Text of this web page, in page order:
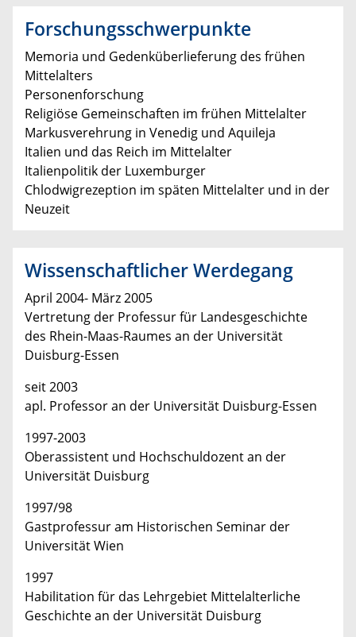
Forschungsschwerpunkte
Memoria und Gedenküberlieferung des frühen
Mittelalters
Personenforschung
Religiöse Gemeinschaften im frühen Mittelalter
Markusverehrung in Venedig und Aquileja
Italien und das Reich im Mittelalter
Italienpolitik der Luxemburger
Chlodwigrezeption im späten Mittelalter und in der
Neuzeit
Wissenschaftlicher Werdegang
April 2004- März 2005
Vertretung der Professur für Landesgeschichte
des Rhein-Maas-Raumes an der Universität
Duisburg-Essen
seit 2003
apl. Professor an der Universität Duisburg-Essen
1997-2003
Oberassistent und Hochschuldozent an der
Universität Duisburg
1997/98
Gastprofessur am Historischen Seminar der
Universität Wien
1997
Habilitation für das Lehrgebiet Mittelalterliche
Geschichte an der Universität Duisburg